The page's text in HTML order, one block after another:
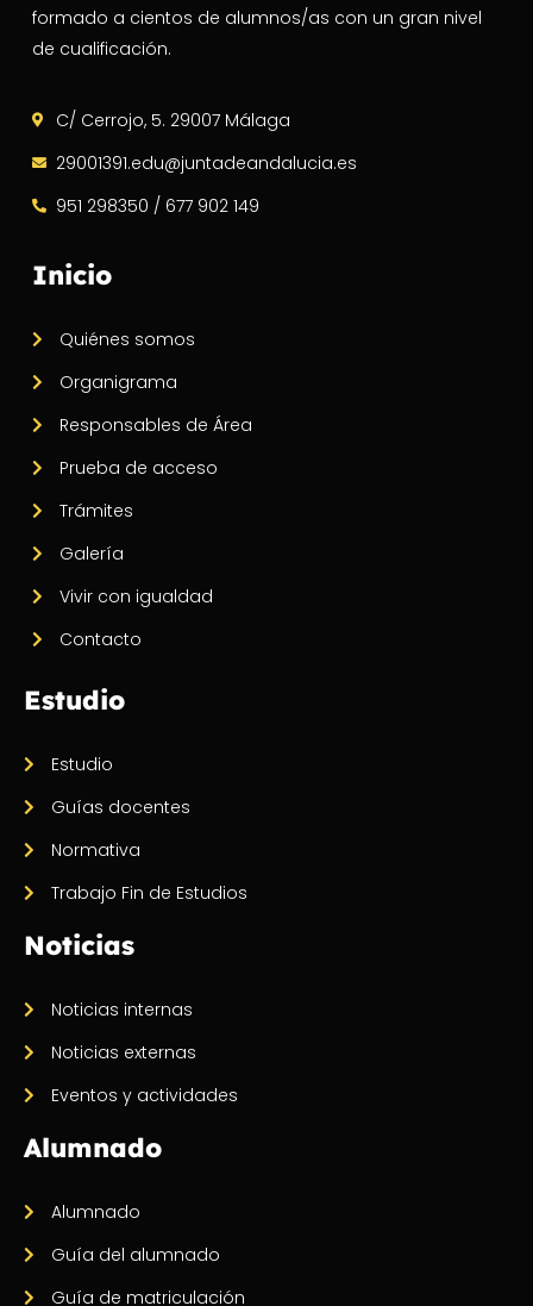
formado a cientos de alumnos/as con un gran nivel
de cualificación.
C/ Cerrojo, 5. 29007 Málaga
29001391.edu@juntadeandalucia.es
951 298350 / 677 902 149
Inicio
Quiénes somos
Organigrama
Responsables de Área
Prueba de acceso
Trámites
Galería
Vivir con igualdad
Contacto
Estudio
Estudio
Guías docentes
Normativa
Trabajo Fin de Estudios
Noticias
Noticias internas
Noticias externas
Eventos y actividades
Alumnado
Alumnado
Guía del alumnado
Guía de matriculación